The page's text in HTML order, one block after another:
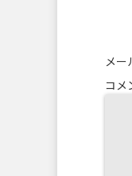
メー
コメ